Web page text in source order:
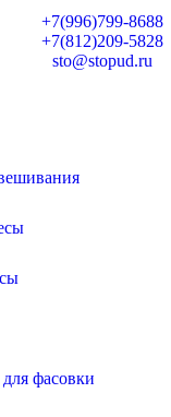
+7(996)799-8688
+7(812)209-5828
sto@stopud.ru
фасовки